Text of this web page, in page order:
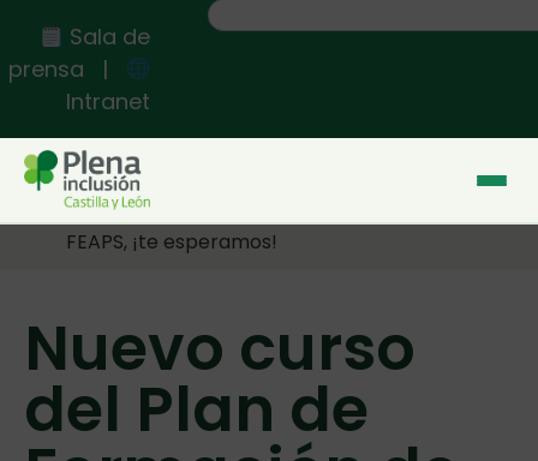
Sala de
prensa |
Intranet
Inicio >> Nuevo curso del Plan de Formación de
FEAPS, ¡te esperamos!
Nuevo curso
del Plan de